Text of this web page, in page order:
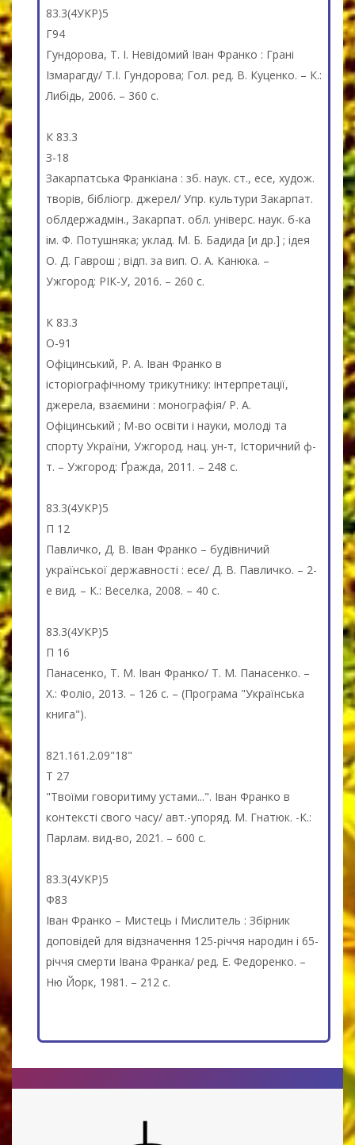
83.3(4УКР)5
Г94
Гундорова, Т. І. Невідомий Іван Франко : Грані
Ізмарагду/ Т.І. Гундорова; Гол. ред. В. Куценко. – К.:
Либідь, 2006. – 360 c.
К 83.3
З-18
Закарпатська Франкіана : зб. наук. ст., есе, худож.
творів, бібліогр. джерел/ Упр. культури Закарпат.
облдержадмін., Закарпат. обл. універс. наук. б-ка
ім. Ф. Потушняка; уклад. М. Б. Бадида [и др.] ; ідея
О. Д. Гаврош ; відп. за вип. О. А. Канюка. –
Ужгород: РІК-У, 2016. – 260 c.
К 83.3
О-91
Офіцинський, Р. А. Іван Франко в
історіографічному трикутнику: інтерпретації,
джерела, взаємини : монографія/ Р. А.
Офіцинський ; М-во освіти і науки, молоді та
спорту України, Ужгород. нац. ун-т, Історичний ф-
т. – Ужгород: Ґражда, 2011. – 248 c.
83.3(4УКР)5
П 12
Павличко, Д. В. Іван Франко – будівничий
української державності : есе/ Д. В. Павличко. – 2-
е вид. – К.: Веселка, 2008. – 40 c.
83.3(4УКР)5
П 16
Панасенко, Т. М. Іван Франко/ Т. М. Панасенко. –
Х.: Фоліо, 2013. – 126 c. – (Програма "Українська
книга").
821.161.2.09"18"
Т 27
"Твоїми говоритиму устами...". Іван Франко в
контексті свого часу/ авт.-упоряд. М. Гнатюк. -К.:
Парлам. вид-во, 2021. – 600 c.
83.3(4УКР)5
Ф83
Іван Франко – Мистець і Мислитель : Збірник
доповідей для відзначення 125-річчя народин і 65-
річчя смерти Івана Франка/ ред. Е. Федоренко. –
Ню Йорк, 1981. – 212 c.